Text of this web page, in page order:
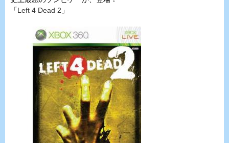
「Left 4 Dead 2 」